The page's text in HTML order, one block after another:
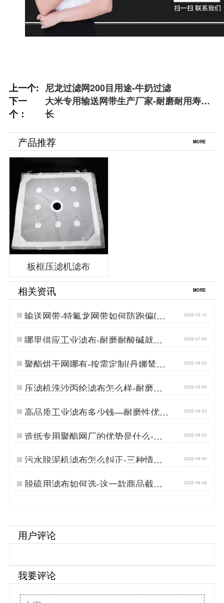
上一个: 尼龙过滤网200目用途-牛奶过滤
下一
个：
大米专用输送网带生产厂家-耐磨耐用寿命
长
产品推荐 MORE
板框压滤机滤布
相关资讯 MORE
输送网带-特氟龙网带如何防跑偏{丹
娜鸶过滤}…
2022-03-10
哪里供应工业滤布-耐磨耐酸碱就选
这家[丹娜鸶]…
2022-07-05
聚酯烘干网哪有-按需定制{丹娜鸶过
滤}…
2022-06-22
压滤机洗沙丙纶滤布怎么样-耐磨耐
用耐酸碱{丹娜鸶过滤}…
2022-05-05
高品质工业滤布多少钱—耐磨性优
{丹娜鸶过滤}…
2022-04-23
造纸专用聚酯网厂的优势是什么-按
需定做无价差[丹娜鸶]…
2022-08-02
污水脱泥机滤布怎么纠正-三种情况
解决方案[丹娜鸶]…
2022-08-30
脱硫用滤布如何选-这一款商品截硫
率99.99%[丹娜鸶]…
2022-06-28
用户评论
我要评论